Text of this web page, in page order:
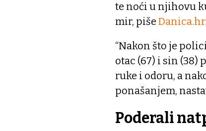
te noći u njihovu
mir, piše Danica.hr.
“Nakon što je
otac (67) i sin (38)
ruke i odoru, a
ponašanjem,
Poderali